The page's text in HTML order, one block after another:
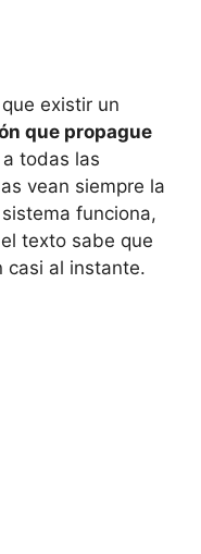
existir un
que propague
a todas las
vean siempre la
funciona,
texto sabe que
casi al instante.